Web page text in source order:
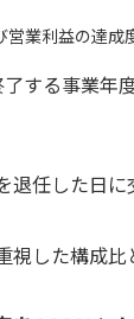
業利益の達成
する事業年
任した日に
した構成比